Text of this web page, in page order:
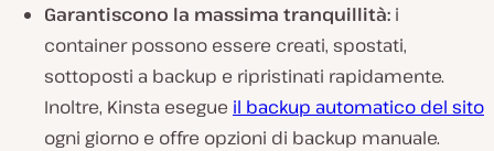
Garantiscono la massima tranquillità: i
container possono essere creati, spostati,
sottoposti a backup e ripristinati rapidamente.
Inoltre, Kinsta esegue il backup automatico del sito
ogni giorno e offre opzioni di backup manuale.